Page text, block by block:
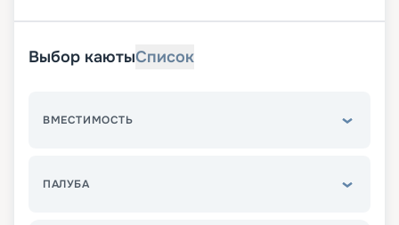
Выбор каютыСписок
ВМЕСТИМОСТЬ
ПАЛУБА